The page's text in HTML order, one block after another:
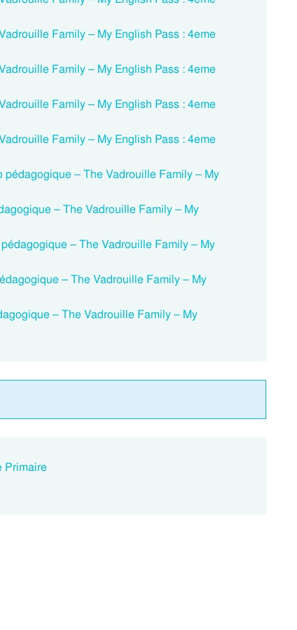
Family – My English Pass : 4eme
Family – My English Pass : 4eme
Family – My English Pass : 4eme
Family – My English Pass : 4eme
pédagogique – The Vadrouille Family – My
– The Vadrouille Family – My
– The Vadrouille Family – My
– The Vadrouille Family – My
– The Vadrouille Family – My
Primaire